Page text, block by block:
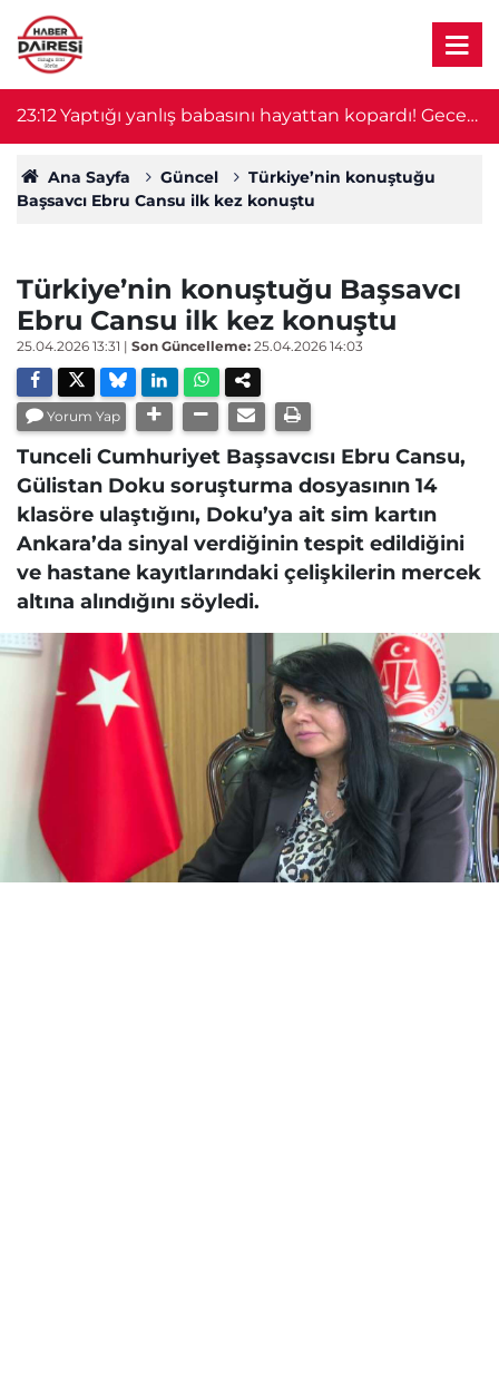
20:36Motosiklet bariyerlere çarptı! 61 yaşındaki
sürücü hayatını kaybetti
Ana Sayfa Güncel
Türkiye’nin konuştuğu
Başsavcı Ebru Cansu ilk kez konuştu
Türkiye’nin konuştuğu Başsavcı
Ebru Cansu ilk kez konuştu
25.04.2026 13:31 | Son Güncelleme: 25.04.2026 14:03
Yorum Yap
Tunceli Cumhuriyet Başsavcısı Ebru Cansu,
Gülistan Doku soruşturma dosyasının 14
klasöre ulaştığını, Doku’ya ait sim kartın
Ankara’da sinyal verdiğinin tespit edildiğini
ve hastane kayıtlarındaki çelişkilerin mercek
altına alındığını söyledi.